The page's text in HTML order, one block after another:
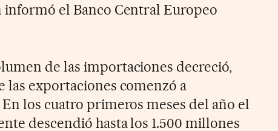
informó el Banco Central Europeo
de las importaciones decreció,
las exportaciones comenzó a
los cuatro primeros meses del año el
descendió hasta los 1.500 millones